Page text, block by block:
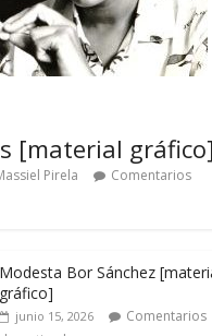
[material gráfico]
Pirela
Comentarios
Modesta Bor Sánchez
gráfico]
junio 15, 2026
Comentarios